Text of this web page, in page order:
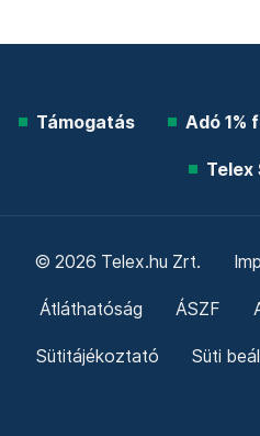
Támogatás Adó 1%
Telex
© 2026 Telex.hu Zrt.
Átláthatóság ÁSZF
Sütitájékoztató Süti